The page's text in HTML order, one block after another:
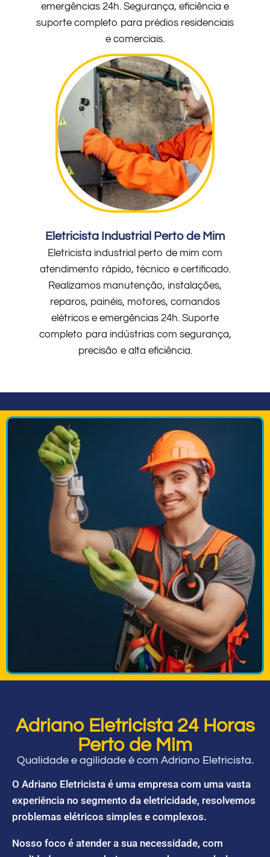
emergências 24h. Segurança, eficiência e
suporte completo para prédios residenciais
e comerciais.
Eletricista Industrial Perto de Mim
Eletricista industrial perto de mim com
atendimento rápido, técnico e certificado.
Realizamos manutenção, instalações,
reparos, painéis, motores, comandos
elétricos e emergências 24h. Suporte
completo para indústrias com segurança,
precisão e alta eficiência.
Adriano Eletricista 24 Horas
Perto de Mim
Qualidade e agilidade é com Adriano Eletricista.
O Adriano Eletricista é uma empresa com uma vasta
experiência no segmento da eletricidade, resolvemos
problemas elétricos simples e complexos.
Nosso foco é atender a sua necessidade, com